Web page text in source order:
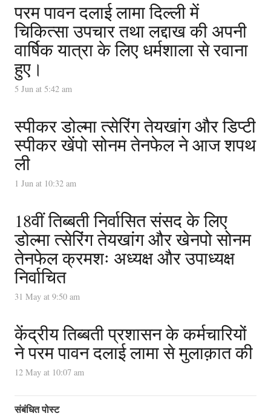
परम पावन दलाई लामा दिल्ली में
चिकित्सा उपचार तथा लद्दाख की अपनी
वार्षिक यात्रा के लिए धर्मशाला से रवाना
हुए।
5 Jun at 5:42 am
स्पीकर डोल्मा त्सेरिंग तेयखांग और डिप्टी
स्पीकर खेंपो सोनम तेनफेल ने आज शपथ
ली
1 Jun at 10:32 am
18वीं तिब्बती निर्वासित संसद के लिए
डोल्मा त्सेरिंग तेयखांग और खेनपो सोनम
तेनफेल क्रमशः अध्यक्ष और उपाध्यक्ष
निर्वाचित
31 May at 9:50 am
केंद्रीय तिब्बती प्रशासन के कर्मचारियों
ने परम पावन दलाई लामा से मुलाक़ात की
12 May at 10:07 am
संबंधित पोस्ट